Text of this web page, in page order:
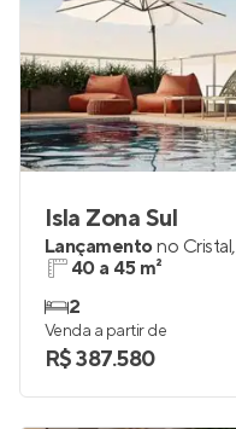
Isla Zona Sul
Lançamentono Cristal,
40 a 45 m²
2
Venda a partir de
R$ 387.580